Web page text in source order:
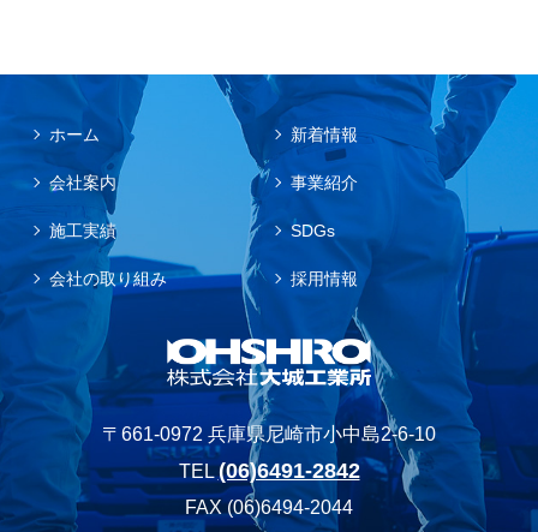
ホーム 新着情報
会社案内 事業紹介
施工実績 SDGs
会社の取り組み 採用情報
〒661-0972 兵庫県尼崎市小中島2-6-10
TEL(06)6491-2842
FAX (06)6494-2044